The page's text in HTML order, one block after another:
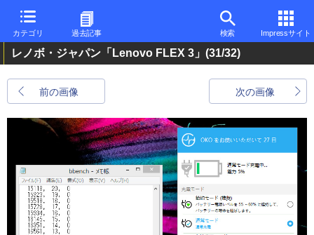
カテゴリ 過去記事 検索 Impressサイト
レノボ・ジャパン「Lenovo FLEX 3」 (31/32)
前の画像 次の画像